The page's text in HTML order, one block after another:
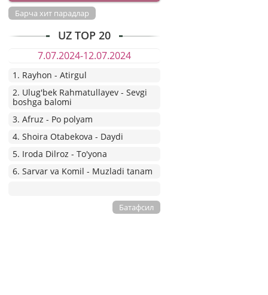
Барча хит парадлар
UZ TOP 20
7.07.2024-12.07.2024
1. Rayhon - Atirgul
2. Ulug'bek Rahmatullayev - Sevgi
boshga balomi
3. Afruz - Po polyam
4. Shoira Otabekova - Daydi
5. Iroda Dilroz - To'yona
6. Sarvar va Komil - Muzladi tanam
Батафсил